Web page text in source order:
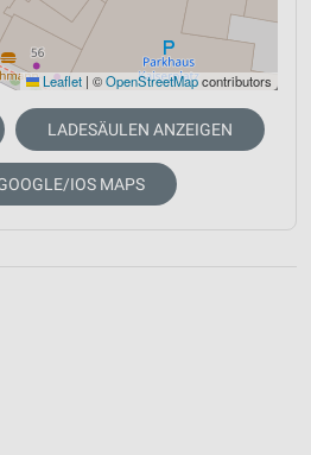
Leaflet | ©OpenStreetMapcontributors
LADESÄULEN ANZEIGEN
IOS MAPS